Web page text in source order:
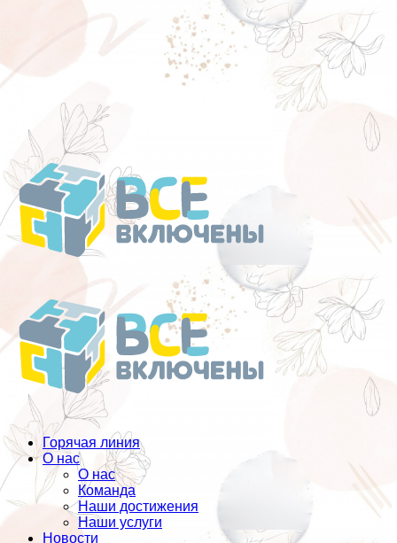
Перейти
к
содержанию
Горячая линия
О нас
О нас
Команда
Наши достижения
Наши услуги
Новости